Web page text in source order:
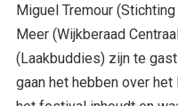
Miguel Tremour
Meer (Wijkberaad
(Laakbuddies) zijn te
gaan het hebben over